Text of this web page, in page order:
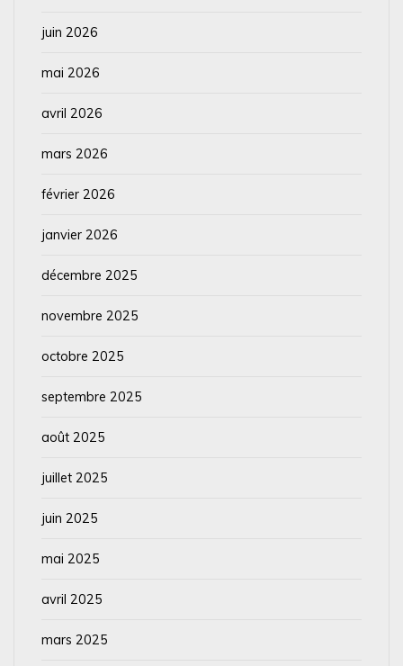
juin 2026
mai 2026
avril 2026
mars 2026
février 2026
janvier 2026
décembre 2025
novembre 2025
octobre 2025
septembre 2025
août 2025
juillet 2025
juin 2025
mai 2025
avril 2025
mars 2025